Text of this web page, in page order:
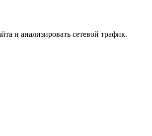
и анализировать сетевой трафик.